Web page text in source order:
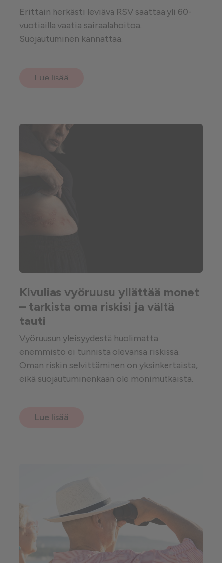
Erittäin herkästi leviävä RSV saattaa yli 60-
vuotiailla vaatia sairaalahoitoa.
Suojautuminen kannattaa.
Lue lisää
Kivulias vyöruusu yllättää monet
– tarkista oma riskisi ja vältä
tauti
Vyöruusun yleisyydestä huolimatta
enemmistö ei tunnista olevansa riskissä.
Oman riskin selvittäminen on yksinkertaista,
eikä suojautuminenkaan ole monimutkaista.
Lue lisää